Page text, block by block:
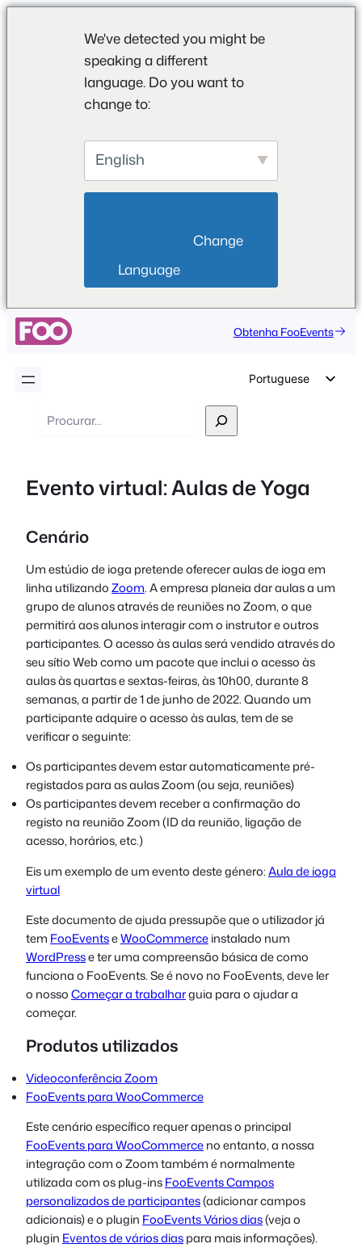
We've detected you might be
speaking a different
language. Do you want to
change to:
English
Language
Obtenha FooEvents
Portuguese
Spanish
Polish
Czech
Greek
Pesquisar
Evento virtual: Aulas de Yoga
Cenário
Um estúdio de ioga pretende oferecer aulas de ioga em
linha utilizandoZoom. A empresa planeia dar aulas a um
grupo de alunos através de reuniões no Zoom, o que
permitirá aos alunos interagir com o instrutor e outros
participantes. O acesso às aulas será vendido através do
seu sítio Web como um pacote que inclui o acesso às
aulas às quartas e sextas-feiras, às 10h00, durante 8
semanas, a partir de 1 de junho de 2022. Quando um
participante adquire o acesso às aulas, tem de se
verificar o seguinte:
Os participantes devem estar automaticamente pré-
registados para as aulas Zoom (ou seja, reuniões)
Os participantes devem receber a confirmação do
registo na reunião Zoom (ID da reunião, ligação de
acesso, horários, etc.)
Eis um exemplo de um evento deste género:Aula de ioga
virtual
Este documento de ajuda pressupõe que o utilizador já
tem FooEventseWooCommerceinstalado num
WordPresse ter uma compreensão básica de como
funciona o FooEvents. Se é novo no FooEvents, deve ler
o nossoComeçar a trabalharguia para o ajudar a
começar.
Produtos utilizados
Videoconferência Zoom
FooEvents para WooCommerce
Este cenário específico requer apenas o principal
FooEvents para WooCommerceno entanto, a nossa
integração com o Zoom também é normalmente
utilizada com os plug-insFooEvents Campos
personalizados de participantes(adicionar campos
adicionais) e o plugin FooEvents Vários dias(veja o
plugin Eventos de vários diaspara mais informações).